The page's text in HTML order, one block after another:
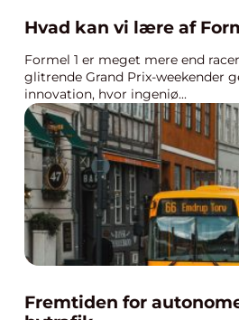
Hvad kan vi lære af
Formel 1 er meget mere end
glitrende Grand Prix-weekender
innovation, hvor ingeniø...
Fremtiden for